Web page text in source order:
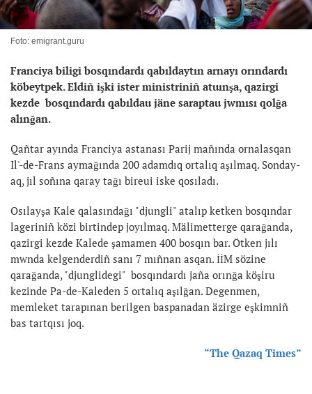
Foto: emigrant.guru
Franciya biligi bosqındardı qabıldaytın arnayı orındardı
köbeytpek. Eldiñ işki ister ministriniñ atuınşa, qazirgi
kezde bosqındardı qabıldau jäne saraptau jwmısı qolğa
alınğan.
Qañtar ayında Franciya astanası Parij mañında ornalasqan
Il'-de-Frans aymağında 200 adamdıq ortalıq aşılmaq. Sonday-
aq, jıl soñına qaray tağı bireui iske qosıladı.
Osılayşa Kale qalasındağı "djungli" atalıp ketken bosqındar
lageriniñ közi birtindep joyılmaq. Mälimetterge qarağanda,
qazirgi kezde Kalede şamamen 400 bosqın bar. Ötken jılı
mwnda kelgenderdiñ sanı 7 mıñnan asqan. İİM sözine
qarağanda, "djunglidegi" bosqındardı jaña orınğa köşiru
kezinde Pa-de-Kaleden 5 ortalıq aşılğan. Degenmen,
memleket tarapınan berilgen baspanadan äzirge eşkimniñ
bas tartqısı joq.
“The Qazaq Times”